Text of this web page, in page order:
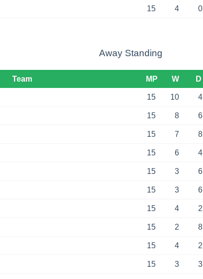
15 4 0
Away Standing
Team MP W D
15 10 4
15 8 6
15 7 8
15 6 4
15 3 6
15 3 6
15 4 2
15 2 8
15 4 2
15 3 3